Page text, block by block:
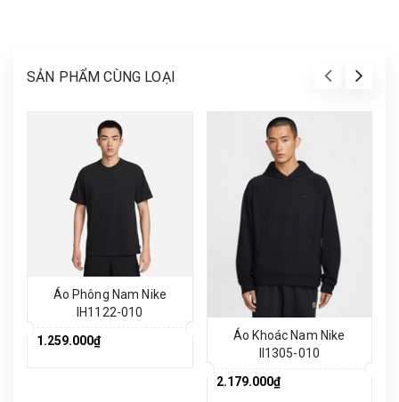
SẢN PHẨM CÙNG LOẠI
Áo Phông Nam Nike
IH1122-010
1.259.000₫
Áo Khoác Nam Nike
II1305-010
2.179.000₫